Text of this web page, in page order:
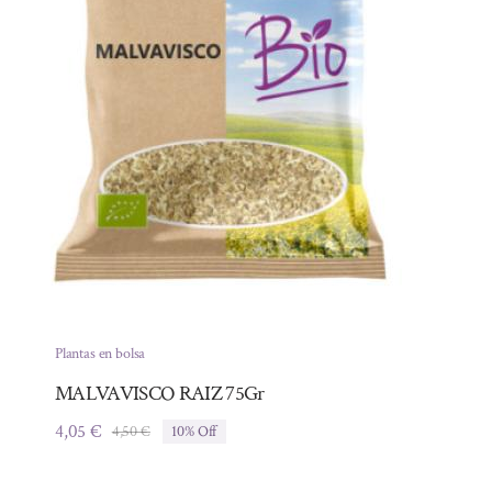
Plantas en bolsa
MALVAVISCO RAIZ 75Gr
4,50€El
4,05€
El
10% Off